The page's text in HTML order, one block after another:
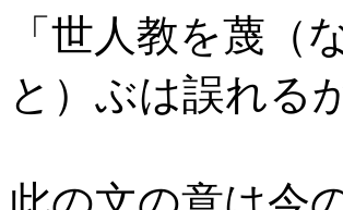
「世人教を蔑（
と）ぶは誤れる